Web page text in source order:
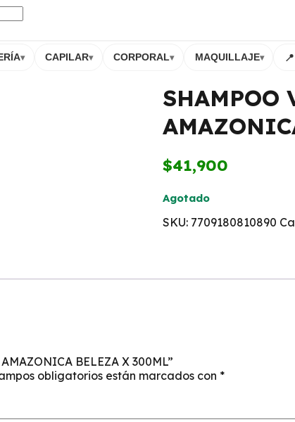
▾ CAPILAR▾ CORPORAL▾ MAQUILLAJE▾
SHAMPOO
$41,900
Agotado
SKU: 7709180810890
BELEZA X 300ML”
obligatorios están marcados con *